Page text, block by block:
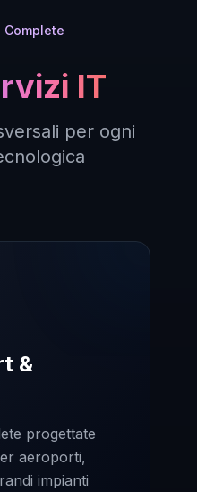
Complete
IT
per ogni
&
progettate
aeroporti,
impianti